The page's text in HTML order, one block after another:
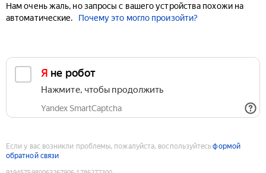
Нам очень жаль, но запросы с вашего устройства похожи на
автоматические.
Почему это могло произойти?
Я не робот
Нажмите, чтобы продолжить
Yandex SmartCaptcha
Если у вас возникли проблемы, пожалуйста, воспользуйтесьформой
обратной связи